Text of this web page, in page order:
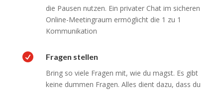
die Pausen nutzen. Ein privater Chat im sicheren
Online-Meetingraum ermöglicht die 1 zu 1
Kommunikation

Fragen stellen
Bring so viele Fragen mit, wie du magst. Es gibt
keine dummen Fragen. Alles dient dazu, dass du